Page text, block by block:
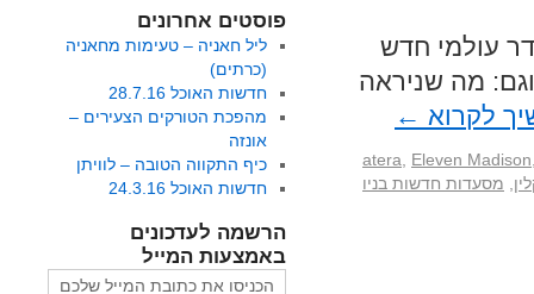
• סדר עולמי חדש
מה שניראה
לקרוא ←
atera Eleven Madison
מסעדות חדשות בניו
פוסטים אחרונים
ליל חאניה – טעימות מחאניה
(כרתים)
חדשות האוכל 28.7.16
מהפכת הטורקים הצעירים –
אונזה
כיף התקווה הטובה – לוויתן
חדשות האוכל 24.3.16
הרשמה לעדכונים
באמצעות המייל
הכניסו את כתובת המייל שלכם